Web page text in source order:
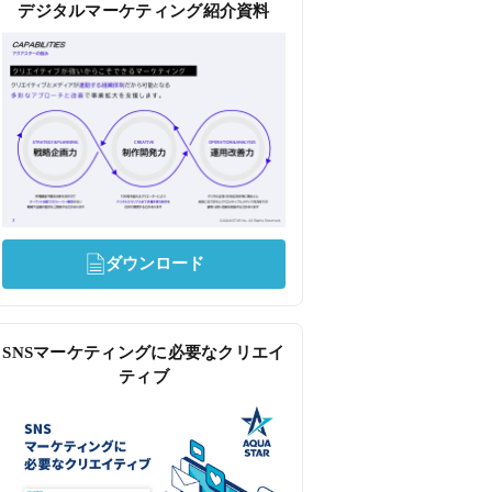
デジタルマーケティング紹介資料
ダウンロード
SNSマーケティングに必要なクリエイ
ティブ